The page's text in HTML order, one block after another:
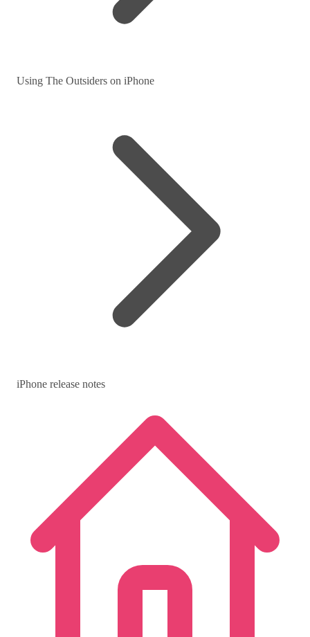
Using The Outsiders on iPhone
iPhone release notes